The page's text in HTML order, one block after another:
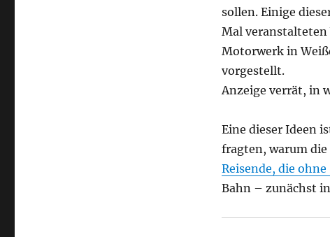
sollen. Einige
Mal veranstalteten
Motorwerk in
vorgestellt.
Anzeige verrät, in
Eine dieser Ideen
fragten, warum
Reisende, die ohne
Bahn – zunächst